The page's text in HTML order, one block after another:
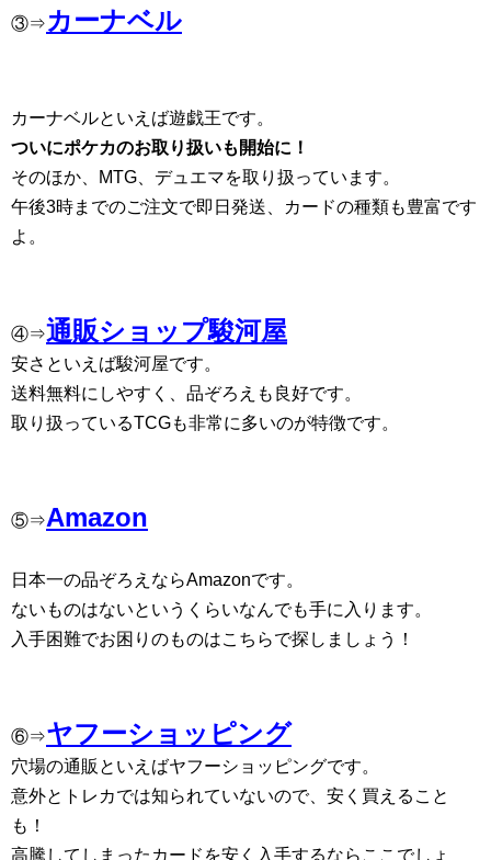
③⇒ カーナベル
カーナベルといえば遊戯王です。
ついにポケカのお取り扱いも開始に！
そのほか、MTG、デュエマを取り扱っています。
午後3時までのご注文で即日発送、カードの種類も豊富です
よ。
④⇒通販ショップ駿河屋
安さといえば駿河屋です。
送料無料にしやすく、品ぞろえも良好です。
取り扱っているTCGも非常に多いのが特徴です。
⑤⇒Amazon
日本一の品ぞろえならAmazonです。
ないものはないというくらいなんでも手に入ります。
入手困難でお困りのものはこちらで探しましょう！
⑥⇒ヤフーショッピング
穴場の通販といえばヤフーショッピングです。
意外とトレカでは知られていないので、安く買えること
も！
高騰してしまったカードを安く入手するならここでしょ